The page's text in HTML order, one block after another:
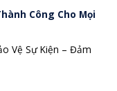
Công Cho Mọi
Vệ Sự Kiện – Đảm